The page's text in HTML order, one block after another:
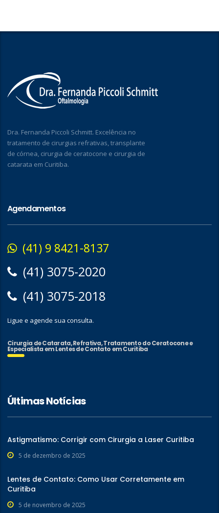
Dra. Fernanda Piccoli Schmitt. Excelência no
tratamento de cirurgias refrativas, transplante
de córnea, cirurgia de ceratocone e cirurgia de
catarata em Curitiba.
Agendamentos
(41) 9 8421-8137
(41) 3075-2020
(41) 3075-2018
Ligue e agende sua consulta.
Cirurgia de Catarata, Refrativa, Tratamento do Ceratocone e
Especialista em Lentes de Contato em Curitiba
Últimas Notícias
Astigmatismo: Corrigir com Cirurgia a Laser Curitiba
5 de dezembro de 2025
Lentes de Contato: Como Usar Corretamente em
Curitiba
5 de novembro de 2025